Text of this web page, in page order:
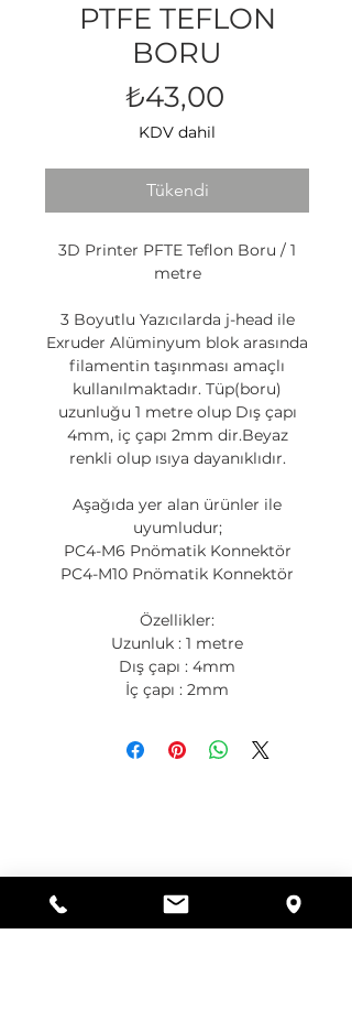
PTFE TEFLON
BORU
₺43,00Fiyat
KDV dahil
Tükendi
3D Printer PFTE Teflon Boru / 1
metre
3 Boyutlu Yazıcılarda j-head ile
Exruder Alüminyum blok arasında
filamentin taşınması amaçlı
kullanılmaktadır. Tüp(boru)
uzunluğu 1 metre olup Dış çapı
4mm, iç çapı 2mm dir.Beyaz
renkli olup ısıya dayanıklıdır.
Aşağıda yer alan ürünler ile
uyumludur;
PC4-M6 Pnömatik Konnektör
PC4-M10 Pnömatik Konnektör
Özellikler:
Uzunluk : 1 metre
Dış çapı : 4mm
İç çapı : 2mm